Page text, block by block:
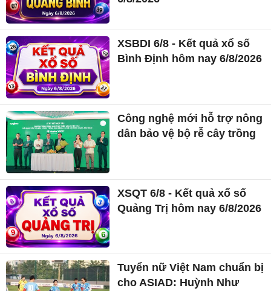
XSBDI 6/8 - Kết quả xổ số
Bình Định hôm nay 6/8/2026
Công nghệ mới hỗ trợ nông
dân bảo vệ bộ rễ cây trồng
XSQT 6/8 - Kết quả xổ số
Quảng Trị hôm nay 6/8/2026
Tuyển nữ Việt Nam chuẩn bị
cho ASIAD: Huỳnh Như